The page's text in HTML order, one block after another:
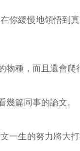
你緩慢地領悟到
種，而且還會爬
篇同事的論文。
一生的努力將大